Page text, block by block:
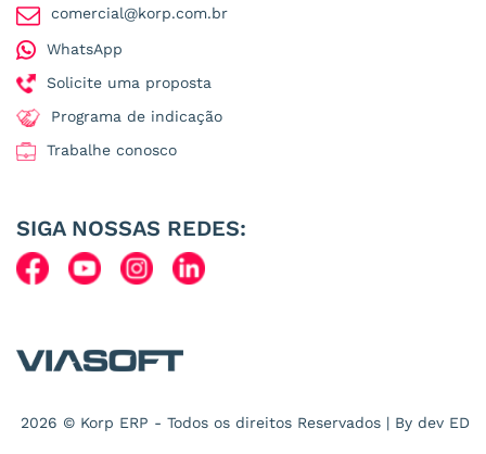
comercial@korp.com.br
WhatsApp
Solicite uma proposta
Programa de indicação
Trabalhe conosco
SIGA NOSSAS REDES:
2026 © Korp ERP - Todos os direitos Reservados | By dev ED